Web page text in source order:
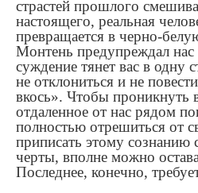
страстей прошлого
настоящего, реальная
превращается в черно-
Монтень предупреждал
суждение тянет вас в одну
не отклониться и не
вкось». Чтобы проникнуть
отдаленное от нас рядом
полностью отрешиться от
приписать этому сознанию
черты, вполне можно
Последнее, конечно,